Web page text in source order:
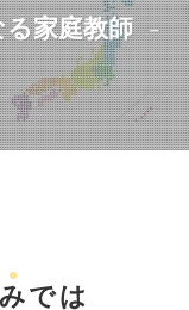
家庭教師
–
みでは